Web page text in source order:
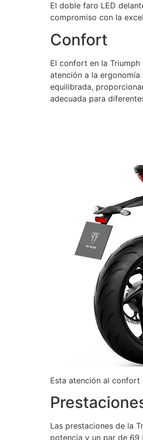
El doble faro LED
compromiso con la
Confort
El confort en la
atención a la
equilibrada,
adecuada para
Esta atención al confort
Las prestaciones de la
potencia y un par de 69